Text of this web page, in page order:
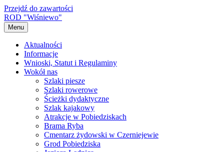
Przejdź do zawartości
ROD "Wiśniewo"
Menu
Aktualności
Informacje
Wnioski, Statut i Regulaminy
Wokół nas
Szlaki piesze
Szlaki rowerowe
Ścieżki dydaktyczne
Szlak kajakowy
Atrakcje w Pobiedziskach
Brama Ryba
Cmentarz żydowski w Czerniejewie
Grod Pobiedziska